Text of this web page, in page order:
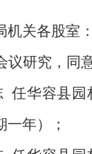
机关各股室 ：
议研究，同
任华容县园
年）；